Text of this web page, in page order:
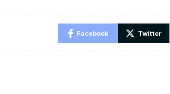
Facebook Twitter